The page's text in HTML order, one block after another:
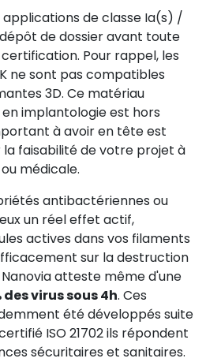
de classe Ia(s) /
dépôt de dossier avant toute
Pour rappel, les
ne sont pas compatibles
3D. Ce matériau
implantologie est hors
à avoir en tête est
faisabilité de votre projet à
médicale.
antibactériennes ou
un réel effet actif,
actives dans vos filaments
sur la destruction
atteste même d'une
virus sous 4h. Ces
été développés suite
ISO 21702 ils répondent
sécuritaires et sanitaires.